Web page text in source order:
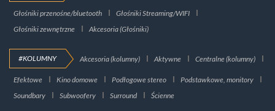
Głośniki przenośne/bluetooth
Głośniki Streaming/WIFI
Głośniki zewnętrzne
Akcesoria (Głośniki)
#KOLUMNY Akcesoria (kolumny) Aktywne Centralne (kolumny)
Efektowe Kino domowe Podłogowe stereo
Podstawkowe, monitory
Soundbary
Subwoofery Surround Ścienne